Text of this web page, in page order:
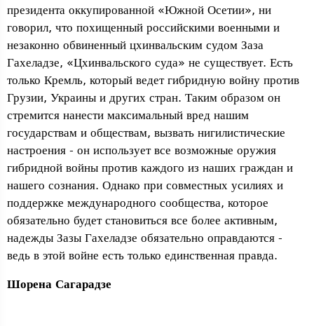
президента оккупированной «Южной Осетии», ни
говорил, что похищенный российскими военными и
незаконно обвиненный цхинвальским судом Заза
Гахеладзе, «Цхинвальского суда» не существует. Есть
только Кремль, который ведет гибридную войну против
Грузии, Украины и других стран. Таким образом он
стремится нанести максимальный вред нашим
государствам и обществам, вызвать нигилистические
настроения - он использует все возможные оружия
гибридной войны против каждого из наших граждан и
нашего сознания. Однако при совместных усилиях и
поддержке международного сообщества, которое
обязательно будет становиться все более активным,
надежды Зазы Гахеладзе обязательно оправдаются -
ведь в этой войне есть только единственная правда.
Шорена Сагарадзе